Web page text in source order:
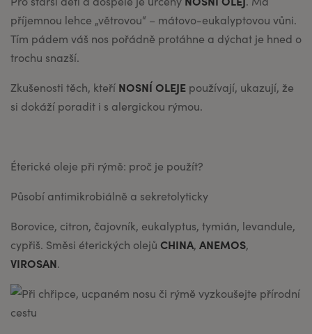
příjemnou lehce „větrovou“ – mátovo-eukalyptovou vůni.
Tím pádem váš nos pořádně protáhne a dýchat je hned o
trochu snazší.
Zkušenosti těch, kteří NOSNÍ OLEJE používají, ukazují, že
si dokáží poradit i s alergickou rýmou.
Éterické oleje při rýmě: proč je použít?
Působí antimikrobiálně a sekretolyticky
Borovice, citron, čajovník, eukalyptus, tymián, levandule,
cypřiš. Směsi éterických olejů CHINA, ANEMOS,
VIROSAN.